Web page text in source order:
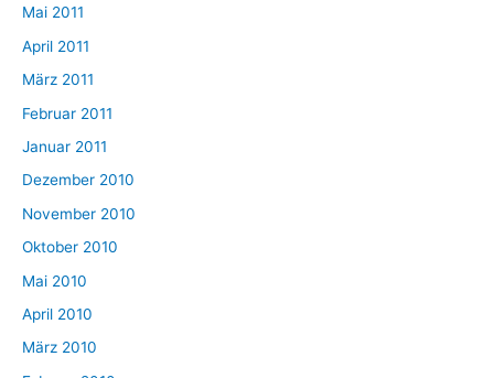
Mai 2011
April 2011
März 2011
Februar 2011
Januar 2011
Dezember 2010
November 2010
Oktober 2010
Mai 2010
April 2010
März 2010